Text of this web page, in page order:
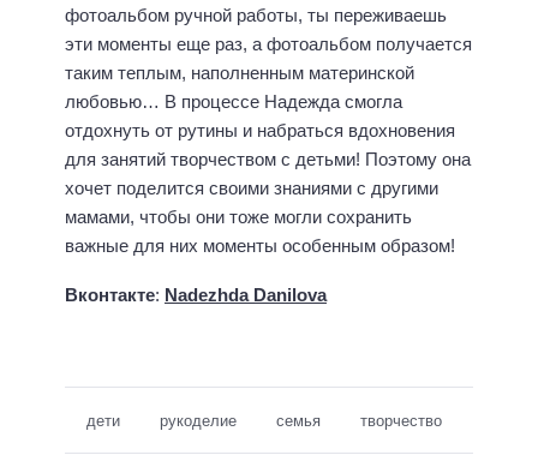
фотоальбом ручной работы, ты переживаешь
эти моменты еще раз, а фотоальбом получается
таким теплым, наполненным материнской
любовью… В процессе Надежда смогла
отдохнуть от рутины и набраться вдохновения
для занятий творчеством с детьми! Поэтому она
хочет поделится своими знаниями с другими
мамами, чтобы они тоже могли сохранить
важные для них моменты особенным образом!
Вконтакте: Nadezhda Danilova
дети рукоделие семья творчество